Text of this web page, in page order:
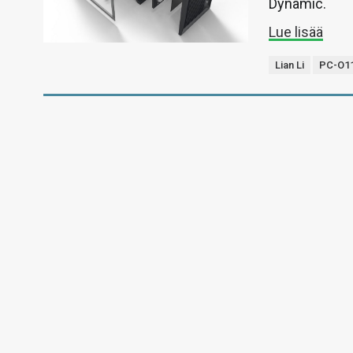
Dynamic.
Lue lisää
Lian Li PC-